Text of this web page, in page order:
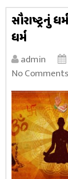
સૌરાષ્ટ્રનું
ધર્મ
admin
No Comments